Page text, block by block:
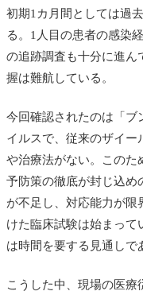
初期1カ月間としては過
る。1人目の患者の感染
の追跡調査も十分に進ん
握は難航している。
今回確認されたのは「ブ
イルスで、従来のザイー
や治療法がない。このた
予防策の徹底が封じ込め
が不足し、対応能力が限
けた臨床試験は始まって
は時間を要する見通しで
こうした中、現場の医